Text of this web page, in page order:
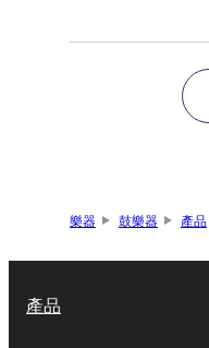
樂器 鼓樂器 產品
產品